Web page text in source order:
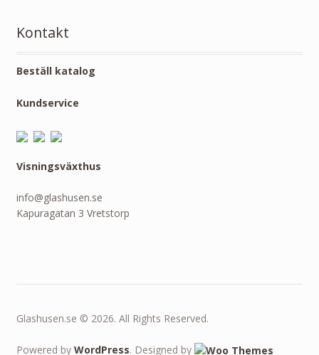
Kontakt
Beställ katalog
Kundservice
Visningsväxthus
info@glashusen.se
Kapuragatan 3 Vretstorp
Glashusen.se © 2026. All Rights Reserved.
Powered by WordPress. Designed by